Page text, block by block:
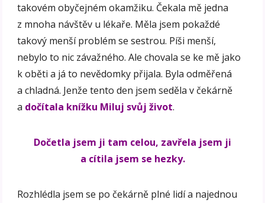
takovém obyčejném okamžiku. Čekala mě jedna
z mnoha návštěv u lékaře. Měla jsem pokaždé
takový menší problém se sestrou. Píši menší,
nebylo to nic závažného. Ale chovala se ke mě jako
k oběti a já to nevědomky přijala. Byla odměřená
a chladná. Jenže tento den jsem seděla v čekárně
a dočítala knížku Miluj svůj život.
Dočetla jsem ji tam celou, zavřela jsem ji
a cítila jsem se hezky.
Rozhlédla jsem se po čekárně plné lidí a najednou